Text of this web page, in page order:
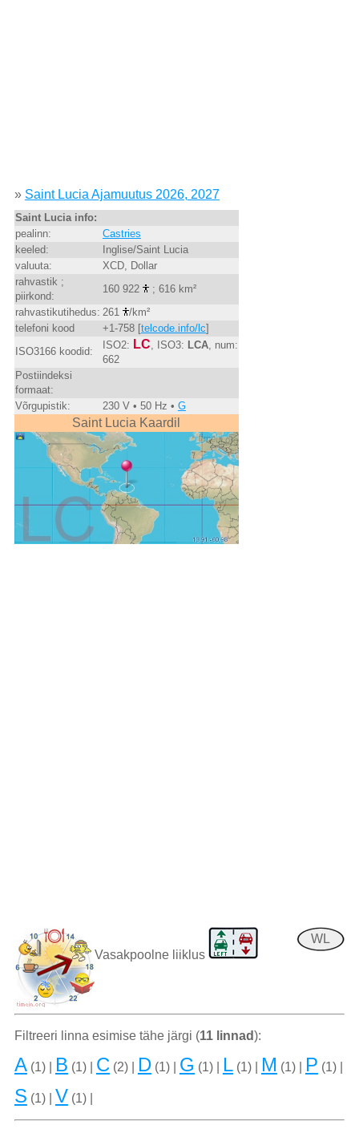
» Saint Lucia Ajamuutus 2026, 2027
Saint Lucia info:
pealinn:
Castries
keeled:
Inglise/Saint Lucia
valuuta:
XCD, Dollar
rahvastik ;
piirkond:
160 922
; 616 km²
rahvastikutihedus: 261
/km²
telefoni kood
+1-758 [telcode.info/lc]
ISO3166 koodid:
ISO2: LC , ISO3: LCA, num:
662
Postiindeksi
formaat:
Võrgupistik:
230 V • 50 Hz • G
Saint Lucia Kaardil
WL
Vasakpoolne liiklus
Filtreeri linna esimise tähe järgi (11 linnad):
A(1) | B (1) | C (2) | D(1) | G (1) | L(1) | M (1) | P (1) |
S (1) | V (1) |